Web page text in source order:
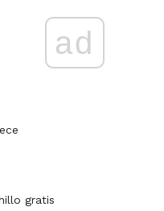
ad
gratis